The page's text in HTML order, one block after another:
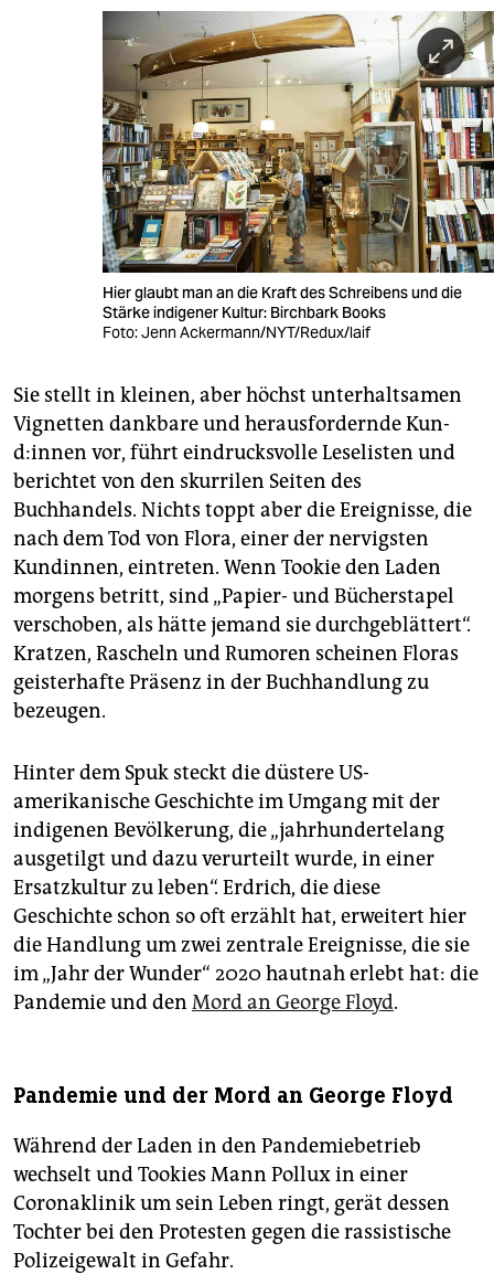
Hier glaubt man an die Kraft des Schreibens und die
Stärke indigener Kultur: Birchbark Books
Foto: Jenn Ackermann/NYT/Redux/laif
Sie stellt in kleinen, aber höchst unterhaltsamen
Vignetten dankbare und herausfordernde Kun­
d:in­nen vor, führt eindrucksvolle Leselisten und
berichtet von den skurrilen Seiten des
Buchhandels. Nichts toppt aber die Ereignisse, die
nach dem Tod von Flora, einer der nervigsten
Kundinnen, eintreten. Wenn Tookie den Laden
morgens betritt, sind „Papier- und Bücherstapel
verschoben, als hätte jemand sie durchgeblättert“.
Kratzen, Rascheln und Rumoren scheinen Floras
geisterhafte Präsenz in der Buchhandlung zu
bezeugen.
Hinter dem Spuk steckt die düstere US-
amerikanische Geschichte im Umgang mit der
indigenen Bevölkerung, die „jahrhundertelang
ausgetilgt und dazu verurteilt wurde, in einer
Ersatzkultur zu leben“. Erdrich, die diese
Geschichte schon so oft erzählt hat, erweitert hier
die Handlung um zwei zentrale Ereignisse, die sie
im „Jahr der Wunder“ 2020 hautnah erlebt hat: die
Pandemie und den Mord an George Floyd.
Pandemie und der Mord an George Floyd
Während der Laden in den Pandemiebetrieb
wechselt und Tookies Mann Pollux in einer
Coronaklinik um sein Leben ringt, gerät dessen
Tochter bei den Protesten gegen die rassistische
Polizeigewalt in Gefahr.